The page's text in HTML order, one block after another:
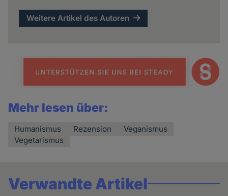
Weitere Artikel des Autoren
Mehr lesen über:
Humanismus Rezension
Veganismus
Vegetarismus
Verwandte Artikel